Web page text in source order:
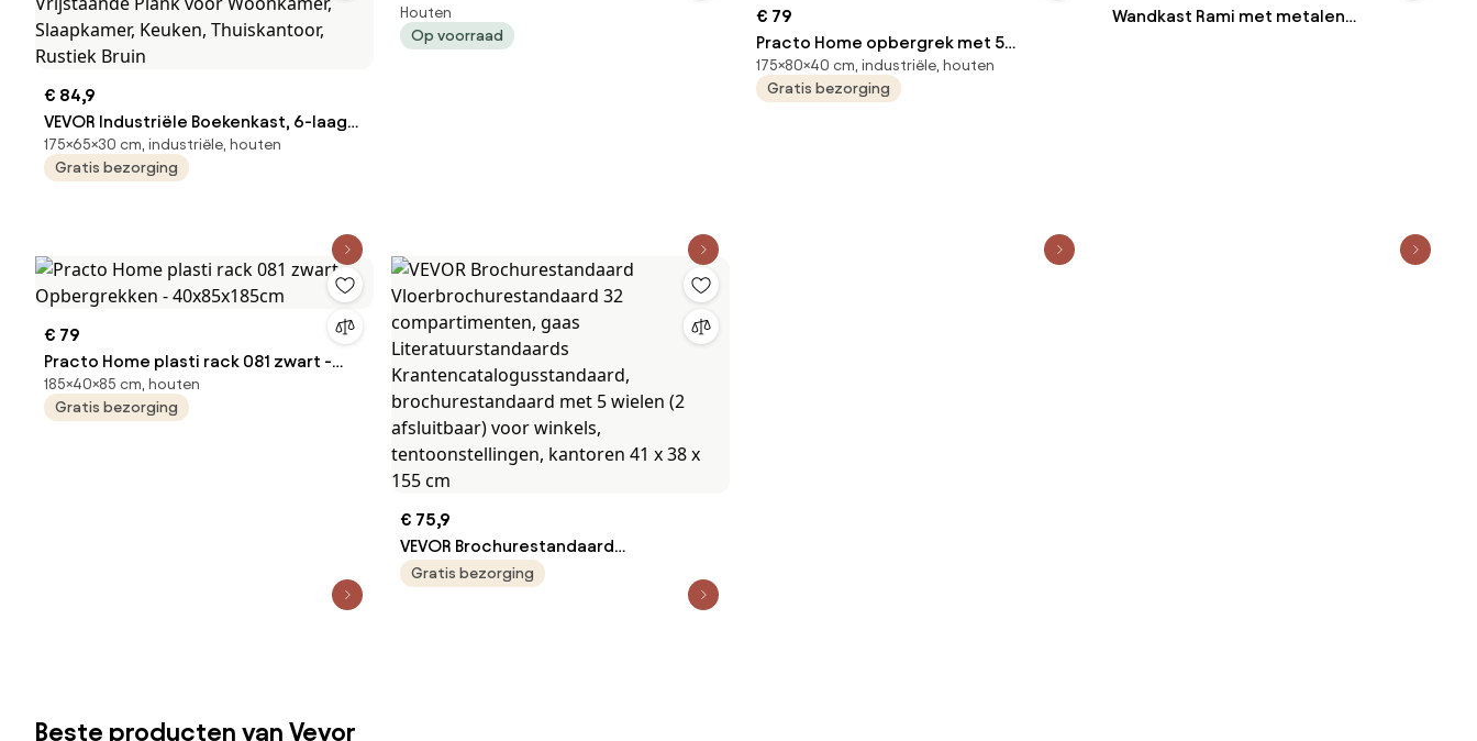
€ 84,9
VEVOR Industriële Boekenkast, 6-laags,
Vintage Ladderplank met Metalen
Frame, Boekenkast met Open Planken,
Rustiek Bruin
175×65×30 cm, industriële, houten
Gratis bezorging
Houten
Op voorraad
€ 79
Practo Home opbergrek met 5
legborden - Max. 125KG - Enkel -
175x80x40cm - Extra stevig
175×80×40 cm, industriële, houten
Gratis bezorging
Wandkast Rami met metalen
€ 79
Practo Home plasti rack 081 zwart -
Opbergrekken - 40x85x185cm
185×40×85 cm, houten
Gratis bezorging
€ 75,9
VEVOR Brochurestandaard
Vloerbrochurestandaard 32
Gratis bezorging
Beste producten van Vevor